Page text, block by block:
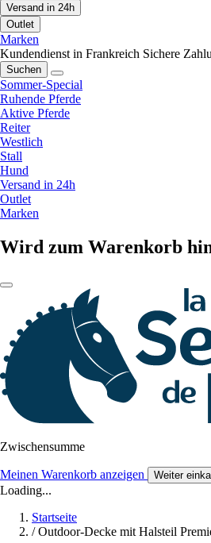
Versand in 24h
Outlet
Marken
Kundendienst in Frankreich Sichere
Suchen
Sommer-Special
Ruhende Pferde
Aktive Pferde
Reiter
Westlich
Stall
Hund
Versand in 24h
Outlet
Marken
Wird zum Warenkorb
Zwischensumme
Meinen Warenkorb anzeigen Weiter
Loading...
Startseite
/ Outdoor-Decke mit Halsteil